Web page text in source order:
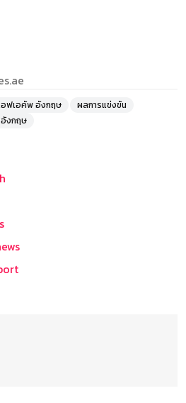
อฟเอคัพ อังกฤษ
ผลการแข่งขัน
งกฤษ